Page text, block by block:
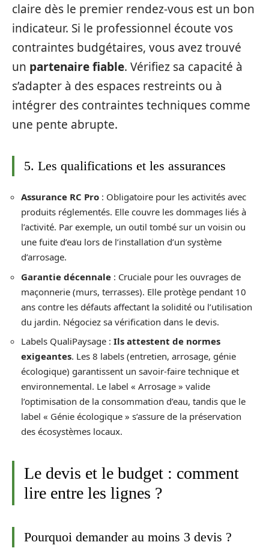
claire dès le premier rendez-vous est un bon
indicateur. Si le professionnel écoute vos
contraintes budgétaires, vous avez trouvé
un partenaire fiable. Vérifiez sa capacité à
s’adapter à des espaces restreints ou à
intégrer des contraintes techniques comme
une pente abrupte.
5. Les qualifications et les assurances
Assurance RC Pro : Obligatoire pour les activités avec
produits réglementés. Elle couvre les dommages liés à
l’activité. Par exemple, un outil tombé sur un voisin ou
une fuite d’eau lors de l’installation d’un système
d’arrosage.
Garantie décennale : Cruciale pour les ouvrages de
maçonnerie (murs, terrasses). Elle protège pendant 10
ans contre les défauts affectant la solidité ou l’utilisation
du jardin. Négociez sa vérification dans le devis.
Labels QualiPaysage : Ils attestent de normes
exigeantes. Les 8 labels (entretien, arrosage, génie
écologique) garantissent un savoir-faire technique et
environnemental. Le label « Arrosage » valide
l’optimisation de la consommation d’eau, tandis que le
label « Génie écologique » s’assure de la préservation
des écosystèmes locaux.
Le devis et le budget : comment
lire entre les lignes ?
Pourquoi demander au moins 3 devis ?